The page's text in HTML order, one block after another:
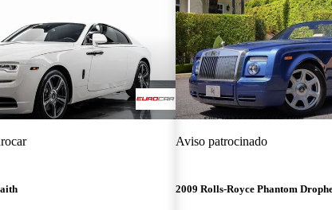
Aviso patrocinado
2009 Rolls-Royce Phantom